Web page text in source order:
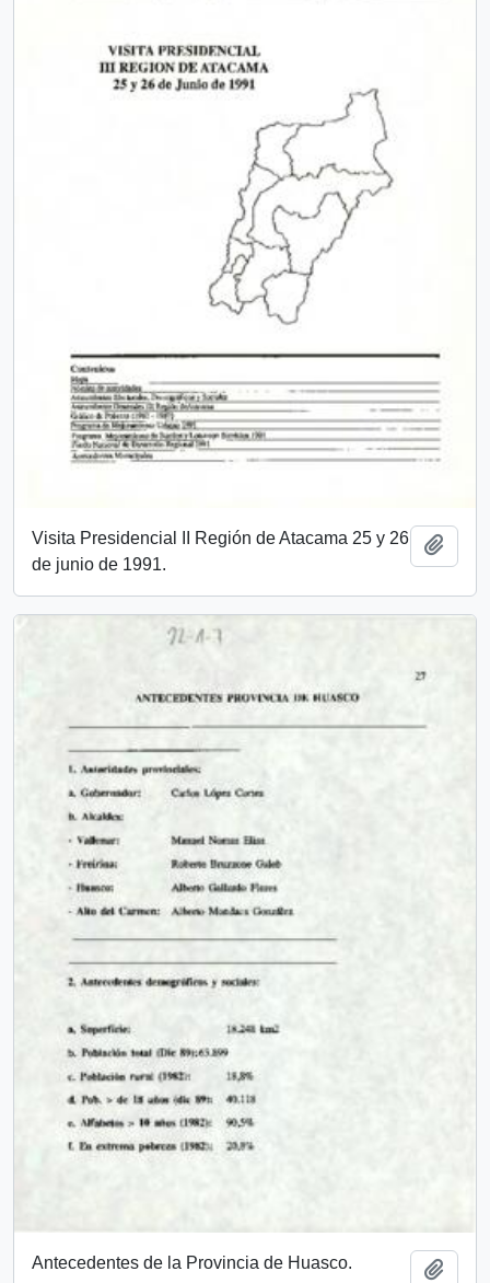
Visita Presidencial II Región de Atacama 25 y 26
de junio de 1991.
Antecedentes de la Provincia de Huasco.